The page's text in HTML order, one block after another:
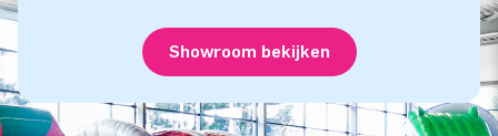
Showroom bekijken